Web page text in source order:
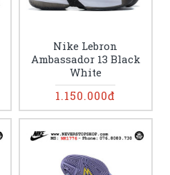
Nike Lebron
Ambassador 13 Black
White
1.150.000đ